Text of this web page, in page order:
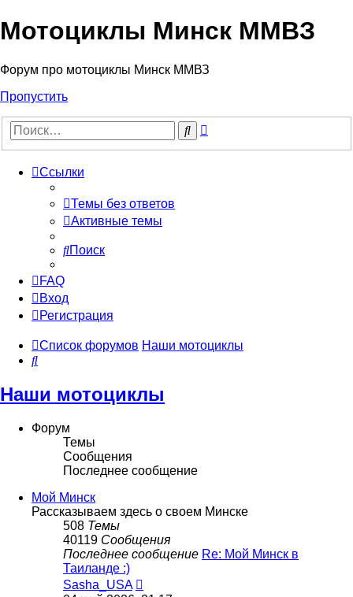
Мотоциклы Минск ММВЗ
Форум про мотоциклы Минск ММВЗ
Пропустить
Поиск
Ссылки
Темы без ответов
Активные темы
Поиск
FAQ
Вход
Регистрация
Список форумов Наши мотоциклы
Поиск
Наши мотоциклы
Форум
Темы
Сообщения
Последнее сообщение
Мой Минск
Рассказываем здесь о своем Минске
508 Темы
40119 Сообщения
Последнее сообщение Re: Мой Минск в
Таиланде :)
Sasha_USA